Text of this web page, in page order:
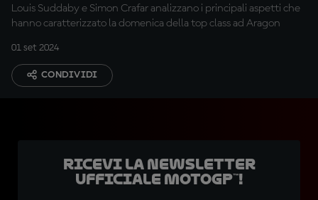
Louis Suddaby e Simon Crafar analizzano i principali aspetti che
hanno caratterizzato la domenica della top class ad Aragon
01 set 2024
CONDIVIDI
Ricevi la newsletter
ufficiale MotoGP™!